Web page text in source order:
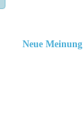
Neue Meinung